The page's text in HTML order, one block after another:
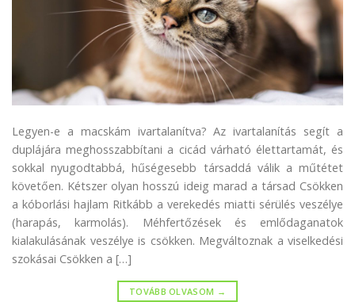
Legyen-e a macskám ivartalanítva? Az ivartalanítás segít a
duplájára meghosszabbítani a cicád várható élettartamát, és
sokkal nyugodtabbá, hűségesebb társaddá válik a műtétet
követően. Kétszer olyan hosszú ideig marad a társad Csökken
a kóborlási hajlam Ritkább a verekedés miatti sérülés veszélye
(harapás, karmolás). Méhfertőzések és emlődaganatok
kialakulásának veszélye is csökken. Megváltoznak a viselkedési
szokásai Csökken a […]
TOVÁBB OLVASOM →